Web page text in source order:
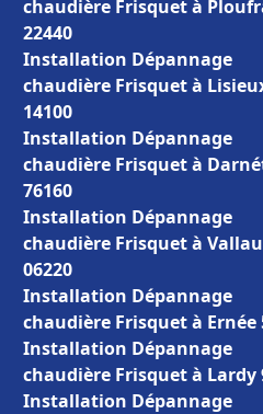
chaudière Frisquet à
22440
Installation Dépannage
chaudière Frisquet à
14100
Installation Dépannage
chaudière Frisquet à
76160
Installation Dépannage
chaudière Frisquet à
06220
Installation Dépannage
chaudière Frisquet à Ernée
Installation Dépannage
chaudière Frisquet à Lardy
Installation Dépannage